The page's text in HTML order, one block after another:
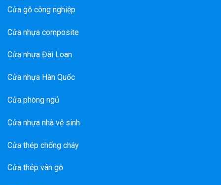
Cửa gỗ công nghiệp
Cửa nhựa composite
Cửa nhựa Đài Loan
Cửa nhựa Hàn Quốc
Cửa phòng ngủ
Cửa nhựa nhà vệ sinh
Cửa thép chống cháy
Cửa thép vân gỗ